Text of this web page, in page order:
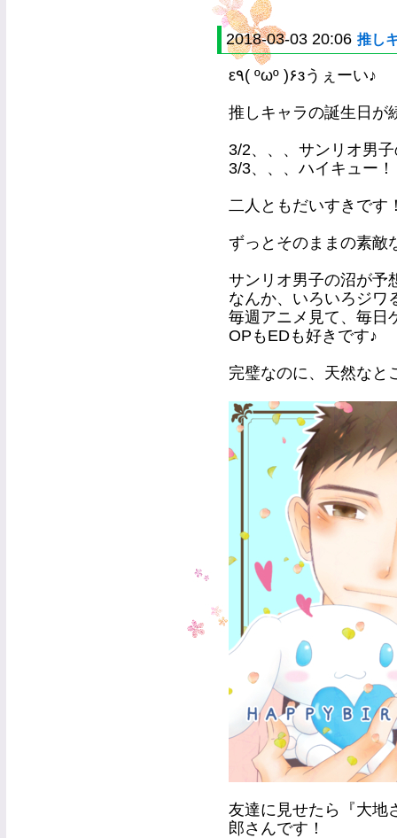
2018-03-03 20:06 推し
ε٩( ºωº )۶зうぇーい♪
推しキャラの誕生日
3/2、、、サンリオ男
3/3、、、ハイキュー
二人ともだいすきです
ずっとそのままの素
サンリオ男子の沼が予
なんか、いろいろジワ
毎週アニメ見て、毎日
OPもEDも好きです♪
完璧なのに、天然なと
友達に見せたら『大地
郎さんです！